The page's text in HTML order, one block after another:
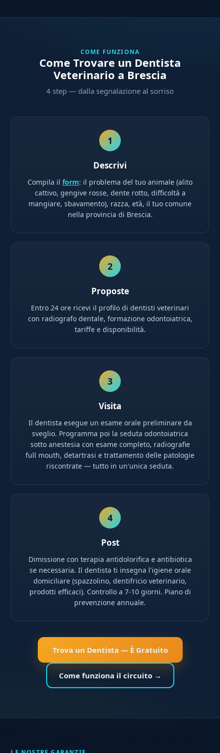
COME FUNZIONA
Come Trovare un Dentista
Veterinario a Brescia
4 step — dalla segnalazione al sorriso
1
Descrivi
Compila il form: il problema del tuo animale (alito
cattivo, gengive rosse, dente rotto, difficoltà a
mangiare, sbavamento), razza, età, il tuo comune
nella provincia di Brescia.
2
Proposte
Entro 24 ore ricevi il profilo di dentisti veterinari
con radiografo dentale, formazione odontoiatrica,
tariffe e disponibilità.
3
Visita
Il dentista esegue un esame orale preliminare da
sveglio. Programma poi la seduta odontoiatrica
sotto anestesia con esame completo, radiografie
full mouth, detartrasi e trattamento delle patologie
riscontrate — tutto in un'unica seduta.
4
Post
Dimissione con terapia antidolorifica e antibiotica
se necessaria. Il dentista ti insegna l'igiene orale
domiciliare (spazzolino, dentifricio veterinario,
prodotti efficaci). Controllo a 7-10 giorni. Piano di
prevenzione annuale.
Trova un Dentista — È Gratuito
Come funziona il circuito →